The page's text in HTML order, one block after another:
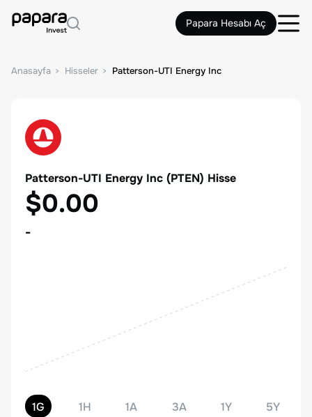
Papara Hesabı Aç
Anasayfa Hisseler Patterson-UTI Energy Inc
Patterson-UTI Energy Inc (PTEN) Hisse
$0.00
-
1G 1H 1A 3A 1Y 5Y